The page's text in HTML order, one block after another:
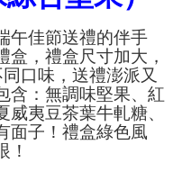
午佳節送禮的伴手
盒，禮盒尺寸加大，
口味，送禮澎派又
含：無調味堅果、紅
夷豆茶葉牛軋糖、
面子！禮盒綠色風
！